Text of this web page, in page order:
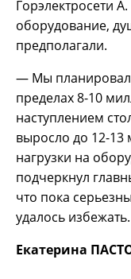
Горэлектросети
оборудование,
предполагали.
— Мы
пределах 8-10
наступлением
выросло до 12-
нагрузки на
подчеркнул
что пока
удалось избежать.
Екатерина